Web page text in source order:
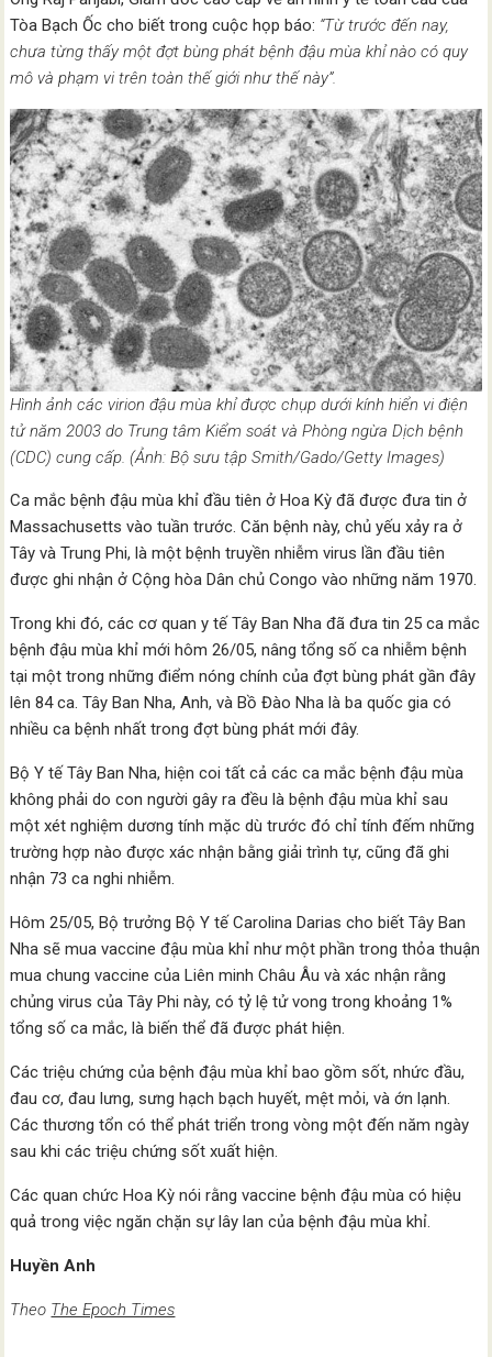
Tòa Bạch Ốc cho biết trong cuộc họp báo: “Từ trước đến nay,
chưa từng thấy một đợt bùng phát bệnh đậu mùa khỉ nào có quy
mô và phạm vi trên toàn thế giới như thế này”.
Hình ảnh các virion đậu mùa khỉ được chụp dưới kính hiển vi điện
tử năm 2003 do Trung tâm Kiểm soát và Phòng ngừa Dịch bệnh
(CDC) cung cấp. (Ảnh: Bộ sưu tập Smith/Gado/Getty Images)
Ca mắc bệnh đậu mùa khỉ đầu tiên ở Hoa Kỳ đã được đưa tin ở
Massachusetts vào tuần trước. Căn bệnh này, chủ yếu xảy ra ở
Tây và Trung Phi, là một bệnh truyền nhiễm virus lần đầu tiên
được ghi nhận ở Cộng hòa Dân chủ Congo vào những năm 1970.
Trong khi đó, các cơ quan y tế Tây Ban Nha đã đưa tin 25 ca mắc
bệnh đậu mùa khỉ mới hôm 26/05, nâng tổng số ca nhiễm bệnh
tại một trong những điểm nóng chính của đợt bùng phát gần đây
lên 84 ca. Tây Ban Nha, Anh, và Bồ Đào Nha là ba quốc gia có
nhiều ca bệnh nhất trong đợt bùng phát mới đây.
Bộ Y tế Tây Ban Nha, hiện coi tất cả các ca mắc bệnh đậu mùa
không phải do con người gây ra đều là bệnh đậu mùa khỉ sau
một xét nghiệm dương tính mặc dù trước đó chỉ tính đếm những
trường hợp nào được xác nhận bằng giải trình tự, cũng đã ghi
nhận 73 ca nghi nhiễm.
Hôm 25/05, Bộ trưởng Bộ Y tế Carolina Darias cho biết Tây Ban
Nha sẽ mua vaccine đậu mùa khỉ như một phần trong thỏa thuận
mua chung vaccine của Liên minh Châu Âu và xác nhận rằng
chủng virus của Tây Phi này, có tỷ lệ tử vong trong khoảng 1%
tổng số ca mắc, là biến thể đã được phát hiện.
Các triệu chứng của bệnh đậu mùa khỉ bao gồm sốt, nhức đầu,
đau cơ, đau lưng, sưng hạch bạch huyết, mệt mỏi, và ớn lạnh.
Các thương tổn có thể phát triển trong vòng một đến năm ngày
sau khi các triệu chứng sốt xuất hiện.
Các quan chức Hoa Kỳ nói rằng vaccine bệnh đậu mùa có hiệu
quả trong việc ngăn chặn sự lây lan của bệnh đậu mùa khỉ.
Huyền Anh
Theo The Epoch Times